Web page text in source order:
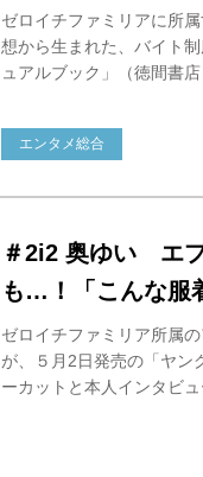
ゼロイチファミリアに所
想から生まれた、バイト
ュアルブック」（徳間書
エンタメ総合
＃2i2 奥ゆい エ
も…！「こんな服
ゼロイチファミリア所属
が、５月2日発売の「ヤン
ーカットと本人インタビ